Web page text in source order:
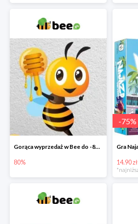
Gorąca wyprzedaż w Bee do -80%
80%
-75%
14.90 zł